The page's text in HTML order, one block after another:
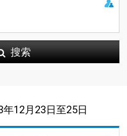
搜索
12月23日至25日